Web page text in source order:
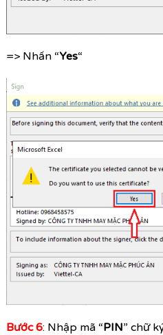
=> Nhấn “Yes“
Bước 6: Nhập mã “PIN” chữ